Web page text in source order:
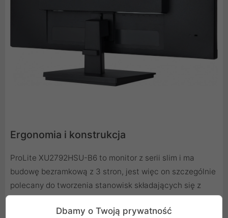
Ergonomia i konstrukcja
ProLite XU2792HSU-B6 to monitor z serii slim i ma
budowę bezramkową z 3 stron, jest więc on szczególnie
polecany do tworzenia stanowisk składających się z
kilku połączonych wyświetlaczy. Jest to bardzo dobry
wybór do domu i biura. Ekran możesz zamocować na
Dbamy o Twoją prywatność